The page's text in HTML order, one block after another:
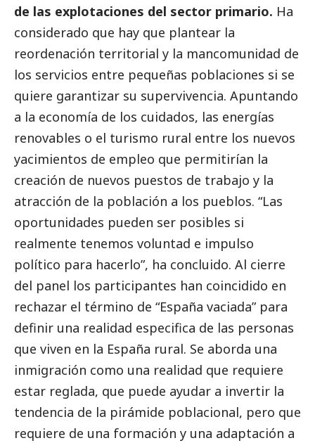
de las explotaciones del sector primario. Ha
considerado que hay que plantear la
reordenación territorial y la mancomunidad de
los servicios entre pequeñas poblaciones si se
quiere garantizar su supervivencia. Apuntando
a la economía de los cuidados, las energías
renovables o el turismo rural entre los nuevos
yacimientos de empleo que permitirían la
creación de nuevos puestos de trabajo y la
atracción de la población a los pueblos. “Las
oportunidades pueden ser posibles si
realmente tenemos voluntad e impulso
político para hacerlo”, ha concluido. Al cierre
del panel los participantes han coincidido en
rechazar el término de “España vaciada” para
definir una realidad especifica de las personas
que viven en la España rural. Se aborda una
inmigración como una realidad que requiere
estar reglada, que puede ayudar a invertir la
tendencia de la pirámide poblacional, pero que
requiere de una formación y una adaptación a